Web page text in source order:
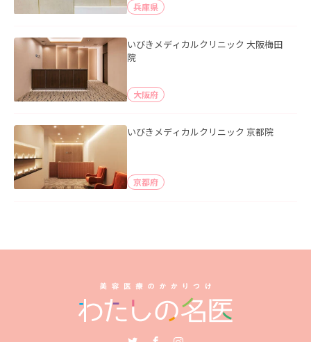
兵庫県
いびきメディカルクリニック 大阪梅田
院
大阪府
いびきメディカルクリニック 京都院
京都府